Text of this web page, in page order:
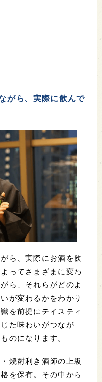
がら、実際に飲んで
ら、実際にお酒を飲
ってさまざまに変わ
ら、それらがどのよ
が変わるかをわかり
を前提にテイスティ
た味わいがつなが
のになります。
焼酎利き酒師の上級
を保有。その中から